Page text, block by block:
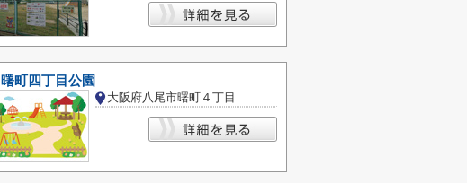
曙町四丁目公園
大阪府八尾市曙町４丁目